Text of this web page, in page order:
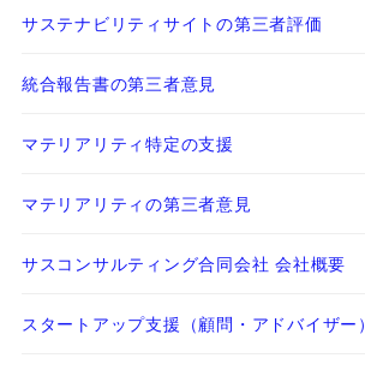
サステナビリティサイトの第三者評価
統合報告書の第三者意見
マテリアリティ特定の支援
マテリアリティの第三者意見
サスコンサルティング合同会社 会社概要
スタートアップ支援（顧問・アドバイザー）